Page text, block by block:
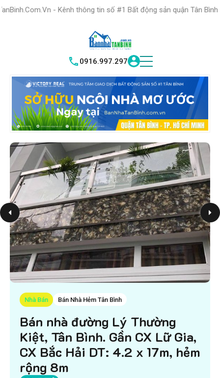
- Kênh thông tin số #1 Bất động sản quận Tân Bình "Nơi bạn
0916.997.297
Nhà Bán Bán Nhà Hẻm Tân Bình
Bán nhà đường Lý Thường
Kiệt, Tân Bình. Gần CX Lữ Gia,
CX Bắc Hải DT: 4.2 x 17m, hẻm
rộng 8m
HỆ THỐNG TRUNG
TÂM GIAO DỊCH BĐS TỐT NHẤT QUẬN
TÂN BÌNH VICTORY REAL TÌM HIỂU NGAY |